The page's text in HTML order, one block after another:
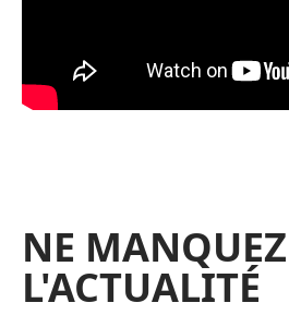
NE
L'ACTUALITÉ